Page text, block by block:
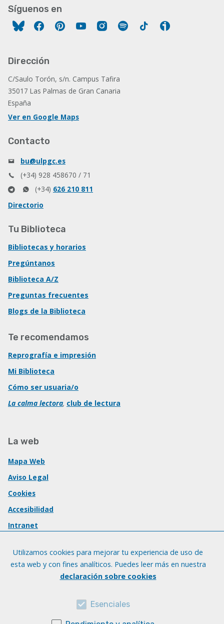
Síguenos en
FacebookPinterestYouTubeInstagram
Spotify Tiktok
Dirección
C/Saulo Torón, s/n. Campus Tafira
35017 Las Palmas de Gran Canaria
España
Ver en Google Maps
Contacto
bu@ulpgc.es
(+34) 928 458670 / 71
(+34) 626 210 811
Directorio
Tu Biblioteca
Bibliotecas y horarios
Pregúntanos
Biblioteca A/Z
Preguntas frecuentes
Blogs de la Biblioteca
Te recomendamos
Reprografía e impresión
Mi Biblioteca
Cómo ser usuaria/o
La calma lectora, club de lectura
La web
Mapa Web
Aviso Legal
Cookies
Accesibilidad
Intranet
Utilizamos cookies para mejorar tu experiencia de uso de
esta web y con fines analíticos. Puedes leer más en nuestra
declaración sobre cookies
Esenciales